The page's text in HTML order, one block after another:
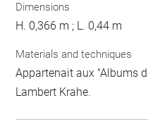
Dimensions
H. 0,366 m ; L. 0,44 m
Materials and techniques
Appartenait aux "Albums
Lambert Krahe.